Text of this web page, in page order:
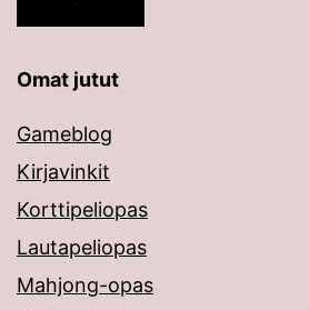
Omat jutut
Gameblog
Kirjavinkit
Korttipeliopas
Lautapeliopas
Mahjong-opas